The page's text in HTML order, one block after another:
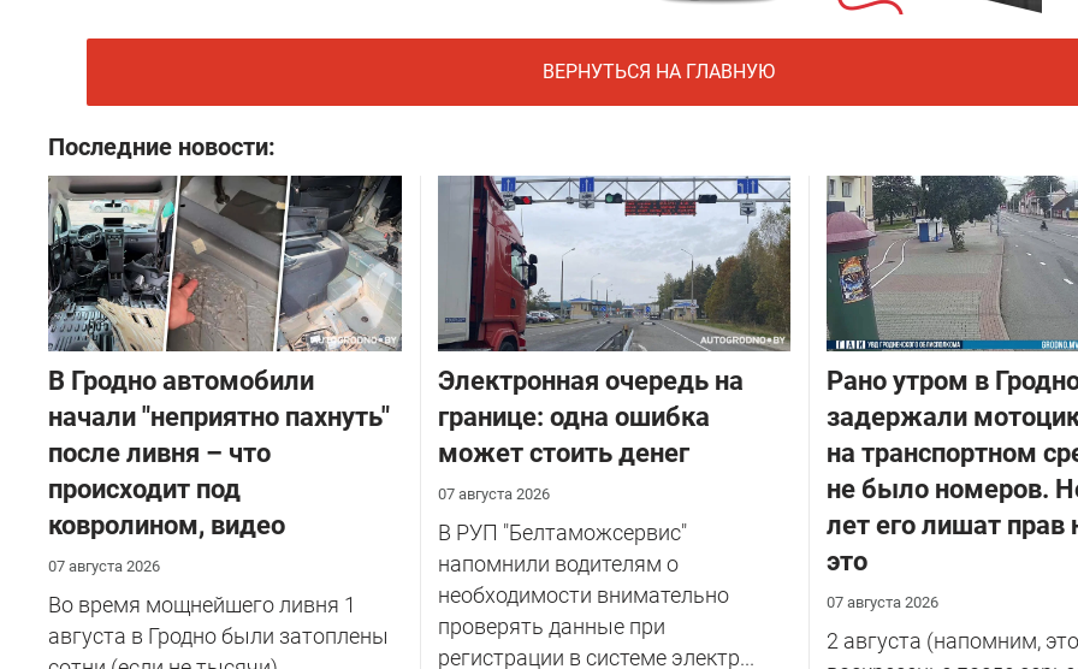
ВЕРНУТЬСЯ НА ГЛАВНУЮ
Последние новости:
В Гродно автомобили
начали "неприятно пахнуть"
после ливня – что
происходит под
ковролином, видео
07 августа 2026
Во время мощнейшего ливня 1
августа в Гродно были затоплены
Электронная очередь на
границе: одна ошибка
может стоить денег
07 августа 2026
В РУП "Белтаможсервис"
напомнили водителям о
необходимости внимательно
проверять данные при
регистрации в системе электр...
Рано утром в
задержали
на транспортном
не было номеров.
лет его лишат прав
это
07 августа 2026
2 августа (напомним,